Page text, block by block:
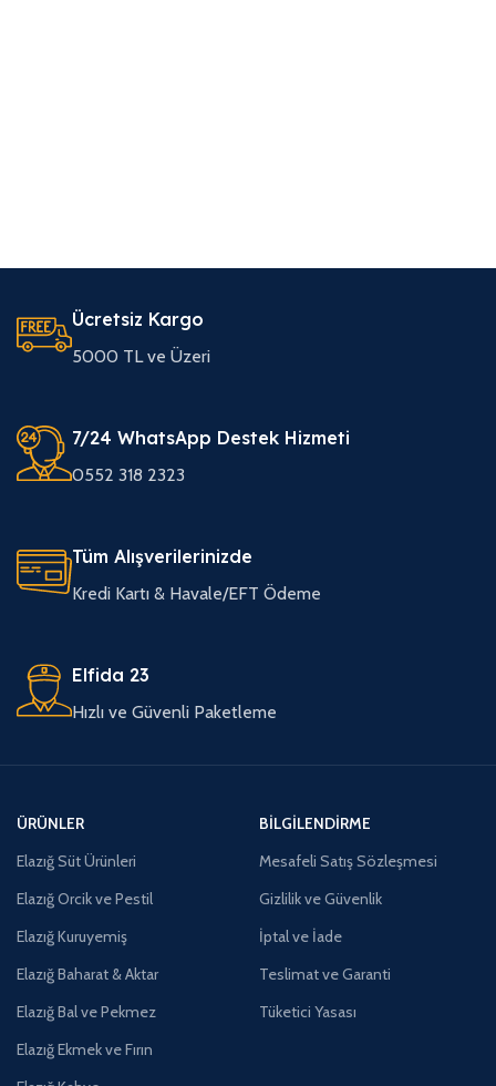
Ücretsiz Kargo
5000 TL ve Üzeri
7/24 WhatsApp Destek Hizmeti
0552 318 2323
Tüm Alışverilerinizde
Kredi Kartı & Havale/EFT Ödeme
Elfida 23
Hızlı ve Güvenli Paketleme
ÜRÜNLER
Elazığ Süt Ürünleri
Elazığ Orcik ve Pestil
Elazığ Kuruyemiş
Elazığ Baharat & Aktar
Elazığ Bal ve Pekmez
Elazığ Ekmek ve Fırın
BILGILENDIRME
Mesafeli Satış Sözleşmesi
Gizlilik ve Güvenlik
İptal ve İade
Teslimat ve Garanti
Tüketici Yasası